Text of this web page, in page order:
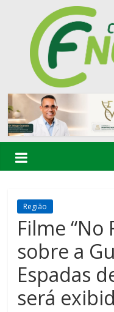
Região
Filme “No
sobre a
Espadas
será